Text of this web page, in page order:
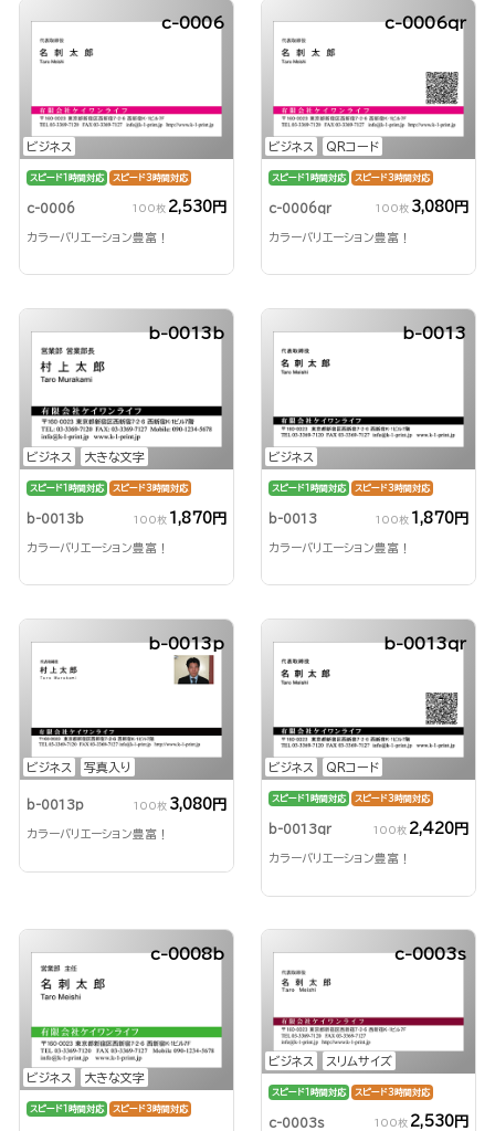
ビジネス
c-0006
スピード1時間対応 スピード3時間対応
c-0006 100枚 2,530円
カラーバリエーション豊富！
ビジネス QRコード
c-0006qr
スピード1時間対応 スピード3時間対応
c-0006qr 100枚 3,080円
カラーバリエーション豊富！
ビジネス 大きな文字
b-0013b
スピード1時間対応 スピード3時間対応
b-0013b 100枚 1,870円
カラーバリエーション豊富！
ビジネス
b-0013
スピード1時間対応 スピード3時間対応
b-0013 100枚 1,870円
カラーバリエーション豊富！
ビジネス 写真入り
b-0013p
b-0013p 100枚 3,080円
カラーバリエーション豊富！
ビジネス QRコード
b-0013qr
スピード1時間対応 スピード3時間対応
b-0013qr 100枚 2,420円
カラーバリエーション豊富！
ビジネス 大きな文字
c-0008b
スピード1時間対応 スピード3時間対応
ビジネス スリムサイズ
c-0003s
スピード1時間対応 スピード3時間対応
c-0003s 100枚 2,530円